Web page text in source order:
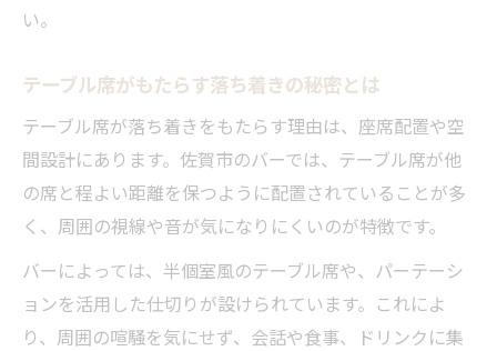
い。
テーブル席がもたらす落ち着きの秘密とは
テーブル席が落ち着きをもたらす理由は、座席配置や空
間設計にあります。佐賀市のバーでは、テーブル席が他
の席と程よい距離を保つように配置されていることが多
く、周囲の視線や音が気になりにくいのが特徴です。
バーによっては、半個室風のテーブル席や、パーテーシ
ョンを活用した仕切りが設けられています。これによ
り、周囲の喧騒を気にせず、会話や食事、ドリンクに集